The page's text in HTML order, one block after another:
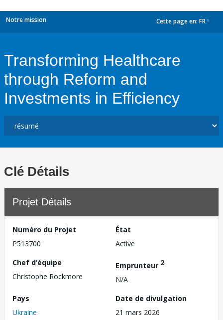
Notre mission Cette page en: FR
Transforming Healthcare
through Reform and
Investments in Efficiency
Clé Détails
Projet Détails
Numéro du Projet
P513700
État
Active
Chef d’équipe
Christophe Rockmore
Emprunteur 2
N/A
Pays
Ukraine
Date de divulgation
21 mars 2026